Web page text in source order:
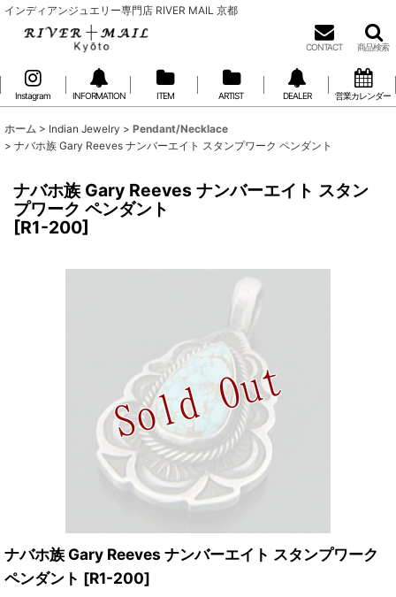
インディアンジュエリー専門店 RIVER MAIL 京都
CONTACT 商品検索
Instagram INFORMATION ITEM ARTIST DEALER 営業カレンダー
ホーム > Indian Jewelry > Pendant/Necklace
> ナバホ族 Gary Reeves ナンバーエイト スタンプワーク ペンダント
ナバホ族 Gary Reeves ナンバーエイト スタン
プワーク ペンダント
[R1-200]
ナバホ族 Gary Reeves ナンバーエイト スタンプワーク
ペンダント [R1-200]